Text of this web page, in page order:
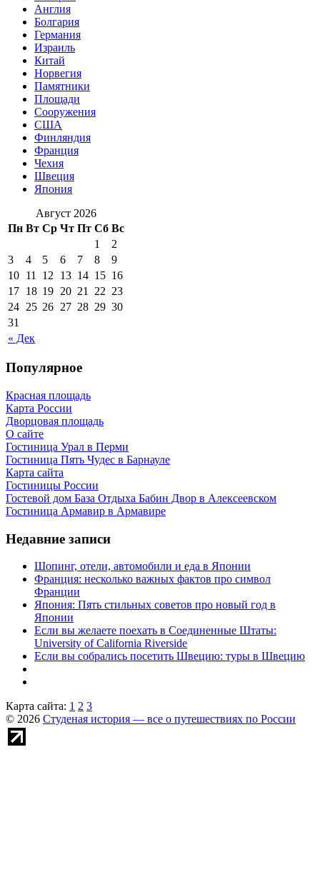
Англия
Болгария
Германия
Израиль
Китай
Норвегия
Памятники
Площади
Сооружения
США
Финляндия
Франция
Чехия
Швеция
Япония
Август 2026
Пн Вт Ср Чт Пт Сб Вс
« Дек
1
2
3
4 5 6 7 8
9
10 11 12 13 14 15 16
17 18 19 20 21 22 23
24 25 26 27 28 29 30
31
Популярное
Красная площадь
Карта России
Дворцовая площадь
О сайте
Гостиница Урал в Перми
Гостиница Пять Чудес в Барнауле
Карта сайта
Гостиницы России
Гостевой дом База Отдыха Бабин Двор в Алексеевском
Гостиница Армавир в Армавире
Недавние записи
Шопинг, отели, автомобили и еда в Японии
Франция: несколько важных фактов про символ
Франции
Япония: Пять стильных советов про новый год в
Японии
Если вы желаете поехать в Соединенные Штаты:
University of California Riverside
Если вы собрались посетить Швецию: туры в Швецию
Карта сайта: 1 2 3
© 2026 Студеная история — все о путешествиях по России